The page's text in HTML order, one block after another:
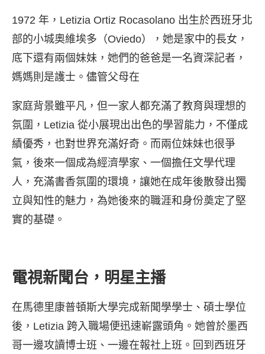
1972 年，Letizia Ortiz Rocasolano 出生於西班牙北
部的小城奧維埃多（Oviedo），她是家中的長女，
底下還有兩個妹妹，她們的爸爸是一名資深記者，
媽媽則是護士。儘管父母在
家庭背景雖平凡，但一家人都充滿了教育與理想的
氛圍，Letizia 從小展現出出色的學習能力，不僅成
績優秀，也對世界充滿好奇。而兩位妹妹也很爭
氣，後來一個成為經濟學家、一個擔任文學代理
人，充滿書香氛圍的環境，讓她在成年後散發出獨
立與知性的魅力，為她後來的職涯和身份奠定了堅
實的基礎。
電視新聞台，明星主播
在馬德里康普頓斯大學完成新聞學學士、碩士學位
後，Letizia 跨入職場便迅速嶄露頭角。她曾於墨西
哥一邊攻讀博士班、一邊在報社上班。回到西班牙